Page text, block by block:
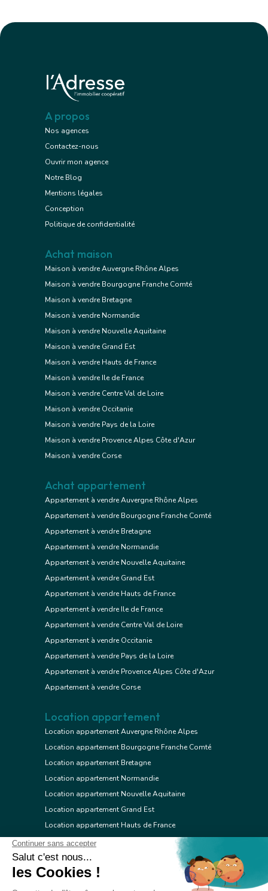
A propos
Nos agences
Contactez-nous
Ouvrir mon agence
Notre Blog
Mentions légales
Conception
Politique de confidentialité
Achat maison
Maison à vendre Auvergne Rhône Alpes
Maison à vendre Bourgogne Franche Comté
Maison à vendre Bretagne
Maison à vendre Normandie
Maison à vendre Nouvelle Aquitaine
Maison à vendre Grand Est
Maison à vendre Hauts de France
Maison à vendre Ile de France
Maison à vendre Centre Val de Loire
Maison à vendre Occitanie
Maison à vendre Pays de la Loire
Maison à vendre Provence Alpes Côte d'Azur
Maison à vendre Corse
Achat appartement
Appartement à vendre Auvergne Rhône Alpes
Appartement à vendre Bourgogne Franche Comté
Appartement à vendre Bretagne
Appartement à vendre Normandie
Appartement à vendre Nouvelle Aquitaine
Appartement à vendre Grand Est
Appartement à vendre Hauts de France
Appartement à vendre Ile de France
Appartement à vendre Centre Val de Loire
Appartement à vendre Occitanie
Appartement à vendre Pays de la Loire
Appartement à vendre Provence Alpes Côte d'Azur
Appartement à vendre Corse
Location appartement
Location appartement Auvergne Rhône Alpes
Location appartement Bourgogne Franche Comté
Location appartement Bretagne
Location appartement Normandie
Location appartement Nouvelle Aquitaine
Location appartement Grand Est
Location appartement Hauts de France
Location appartement Ile de France
Location appartement Centre Val de Loire
Location appartement Occitanie